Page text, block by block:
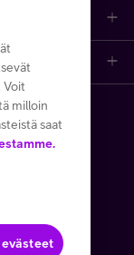
ja -turva
Voit
milloin
saat